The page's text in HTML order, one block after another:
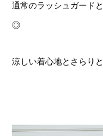
通常のラッシュガード
◎
涼しい着心地とさらり